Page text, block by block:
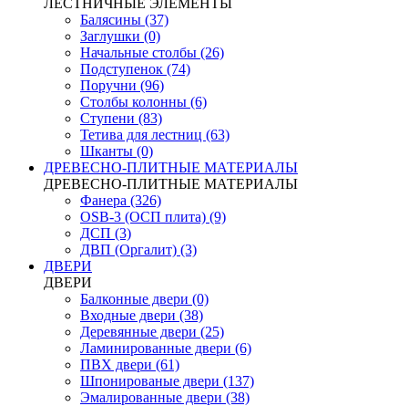
Балясины (37)
Заглушки (0)
Начальные столбы (26)
Подступенок (74)
Поручни (96)
Столбы колонны (6)
Ступени (83)
Тетива для лестниц (63)
Шканты (0)
ДРЕВЕСНО-ПЛИТНЫЕ МАТЕРИАЛЫ
ДРЕВЕСНО-ПЛИТНЫЕ МАТЕРИАЛЫ
Фанера (326)
OSB-3 (ОСП плита) (9)
ДСП (3)
ДВП (Оргалит) (3)
ДВЕРИ
ДВЕРИ
Балконные двери (0)
Входные двери (38)
Деревянные двери (25)
Ламинированные двери (6)
ПВХ двери (61)
Шпонированые двери (137)
Эмалированные двери (38)